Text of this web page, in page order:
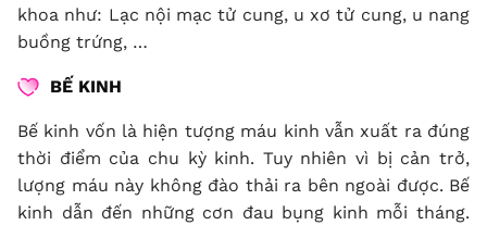
khoa như: Lạc nội mạc tử cung, u xơ tử cung, u nang
buồng trứng, …
BẾ KINH
Bế kinh vốn là hiện tượng máu kinh vẫn xuất ra đúng
thời điểm của chu kỳ kinh. Tuy nhiên vì bị cản trở,
lượng máu này không đào thải ra bên ngoài được. Bế
kinh dẫn đến những cơn đau bụng kinh mỗi tháng.